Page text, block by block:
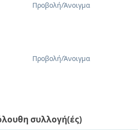
Προβολή/Άνοιγμα
Προβολή/Άνοιγμα
συλλογή(ές)